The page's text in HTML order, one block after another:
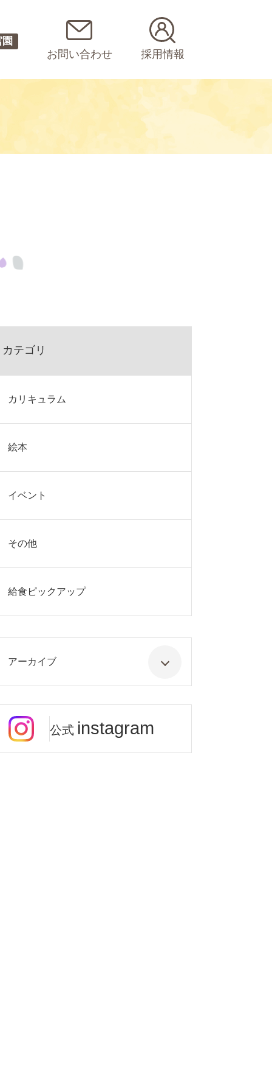
お問い合わせ 採用情報
カテゴリ
カリキュラム
絵本
イベント
その他
給食ピックアップ
アーカイブ
公式 instagram